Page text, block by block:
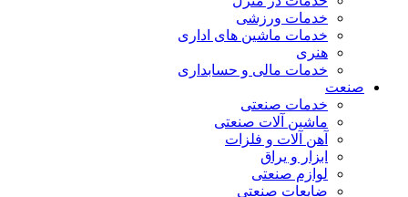
خدمات ورزشی
خدمات ماشین های اداری
هنری
خدمات مالی و حسابداری
صنعت
خدمات صنعتی
ماشین آلات صنعتی
آهن آلات و فلزات
ابزار و یراق
لوازم صنعتی
ضایعات صنعتی